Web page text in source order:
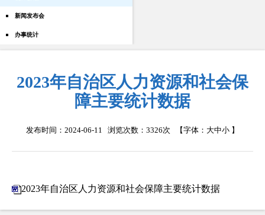
新闻发布会
办事统计
2023年自治区人力资源和社会保
障主要统计数据
发布时间：2024-06-11 浏览次数： 3326次 【字体： 大中小 】
2023年自治区人力资源和社会保障主要统计数据